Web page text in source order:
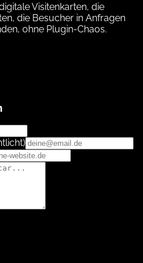
Visitenkarten, die
die Besucher in Anfragen
ohne Plugin-Chaos.